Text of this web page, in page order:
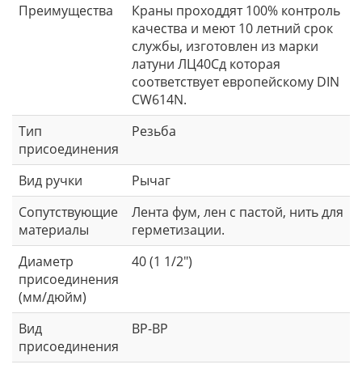
Преимущества
Краны проходдят 100% контроль
качества и меют 10 летний срок
службы, изготовлен из марки
латуни ЛЦ40Сд которая
соответствует европейскому DIN
CW614N.
Тип
присоединения
Резьба
Вид ручки
Рычаг
Сопутствующие
материалы
Лента фум, лен с пастой, нить для
герметизации.
Диаметр
присоединения
(мм/дюйм)
40 (1 1/2")
Вид
присоединения
ВР-ВР